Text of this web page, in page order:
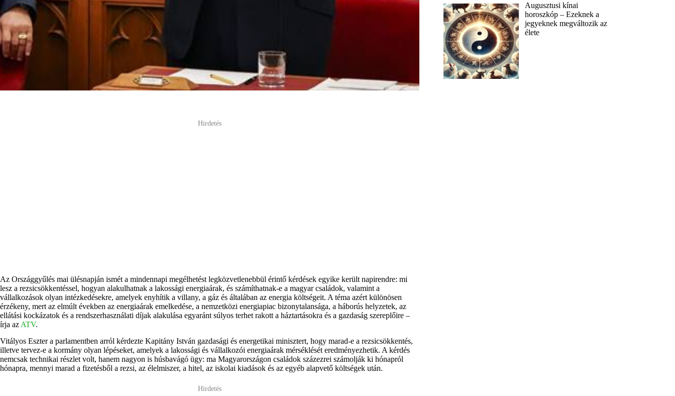
Hirdetés
Az Országgyűlés mai ülésnapján ismét a mindennapi megélhetést legközvetlenebbül érintő kérdések egyike került napirendre: mi
lesz a rezsicsökkentéssel, hogyan alakulhatnak a lakossági energiaárak, és számíthatnak-e a magyar családok, valamint a
vállalkozások olyan intézkedésekre, amelyek enyhítik a villany, a gáz és általában az energia költségeit. A téma azért különösen
érzékeny, mert az elmúlt években az energiaárak emelkedése, a nemzetközi energiapiac bizonytalansága, a háborús helyzetek, az
ellátási kockázatok és a rendszerhasználati díjak alakulása egyaránt súlyos terhet rakott a háztartásokra és a gazdaság szereplőire –
írja az ATV.
Vitályos Eszter a parlamentben arról kérdezte Kapitány István gazdasági és energetikai minisztert, hogy marad-e a rezsicsökkentés,
illetve tervez-e a kormány olyan lépéseket, amelyek a lakossági és vállalkozói energiaárak mérséklését eredményezhetik. A kérdés
nemcsak technikai részlet volt, hanem nagyon is húsbavágó ügy: ma Magyarországon családok százezrei számolják ki hónapról
hónapra, mennyi marad a fizetésből a rezsi, az élelmiszer, a hitel, az iskolai kiadások és az egyéb alapvető költségek után.
Hirdetés
Augusztusi kínai
horoszkóp – Ezeknek a
jegyeknek megváltozik az
élete